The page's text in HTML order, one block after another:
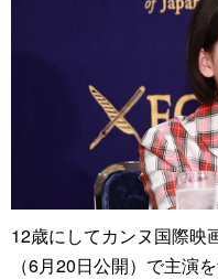
12歳にしてカンヌ国際映
（6月20日公開）で主演